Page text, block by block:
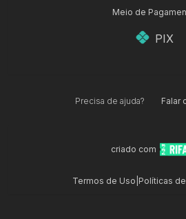
Meio de
PIX
Precisa de ajuda? Falar
criado com
Termos de Uso Políticas